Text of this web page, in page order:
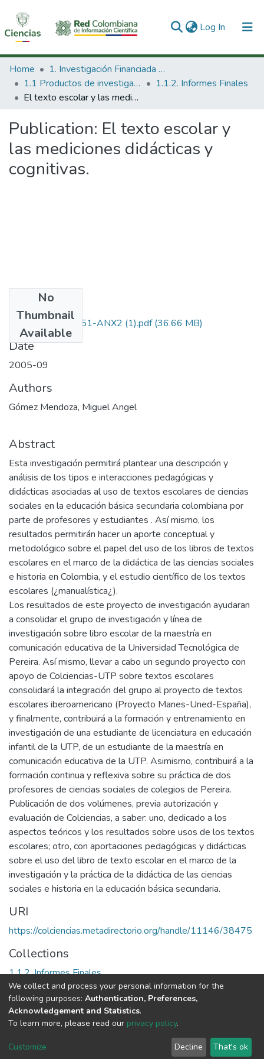
Log In (current)
Communities & Collections
All of DSpace
Home
1. Investigación Financiada con Recursos Públicos
1.1 Productos de investigación
1.1.2. Informes Finales
El texto escolar y las mediciones didácticas y cognitivas.
Publication: El texto escolar y
las mediciones didácticas y
cognitivas.
No
Thumbnail
Available
1110-11-14451-ANX2 (1).pdf(36.66 MB)
Date
2005-09
Authors
Gómez Mendoza, Miguel Angel
Abstract
Esta investigación permitirá plantear una descripción y
análisis de los tipos e interacciones pedagógicas y
didácticas asociadas al uso de textos escolares de ciencias
sociales en la educación básica secundaria colombiana por
parte de profesores y estudiantes . Así mismo, los
resultados permitirán hacer un aporte conceptual y
metodológico sobre el papel del uso de los libros de textos
escolares en el marco de la didáctica de las ciencias sociales
e historia en Colombia, y el estudio científico de los textos
escolares (¿manualística¿).
Los resultados de este proyecto de investigación ayudaran
a consolidar el grupo de investigación y línea de
investigación sobre libro escolar de la maestría en
comunicación educativa de la Universidad Tecnológica de
Pereira. Así mismo, llevar a cabo un segundo proyecto con
apoyo de Colciencias-UTP sobre textos escolares
consolidará la integración del grupo al proyecto de textos
escolares iberoamericano (Proyecto Manes-Uned-España),
y finalmente, contribuirá a la formación y entrenamiento en
investigación de una estudiante de licenciatura en educación
infantil de la UTP, de un estudiante de la maestría en
comunicación educativa de la UTP. Asimismo, contribuirá a la
formación continua y reflexiva sobre su práctica de dos
profesores de ciencias sociales de colegios de Pereira.
Publicación de dos volúmenes, previa autorización y
evaluación de Colciencias, a saber: uno, dedicado a los
aspectos teóricos y los resultados sobre usos de los textos
escolares; otro, con aportaciones pedagógicas y didácticas
sobre el uso del libro de texto escolar en el marco de la
investigación y la práctica de la didáctica de las ciencias
sociales e historia en la educación básica secundaria.
URI
https://colciencias.metadirectorio.org/handle/11146/38475
Collections
1.1.2. Informes Finales
Full item page
DSpace software copyright © 2002-2026
Cookie
End User
Agreement
Send
Feedback
We collect and process your personal information for the
following purposes: Authentication, Preferences,
Acknowledgement and Statistics.
To learn more, please read our privacy policy.
Customize Decline That's ok